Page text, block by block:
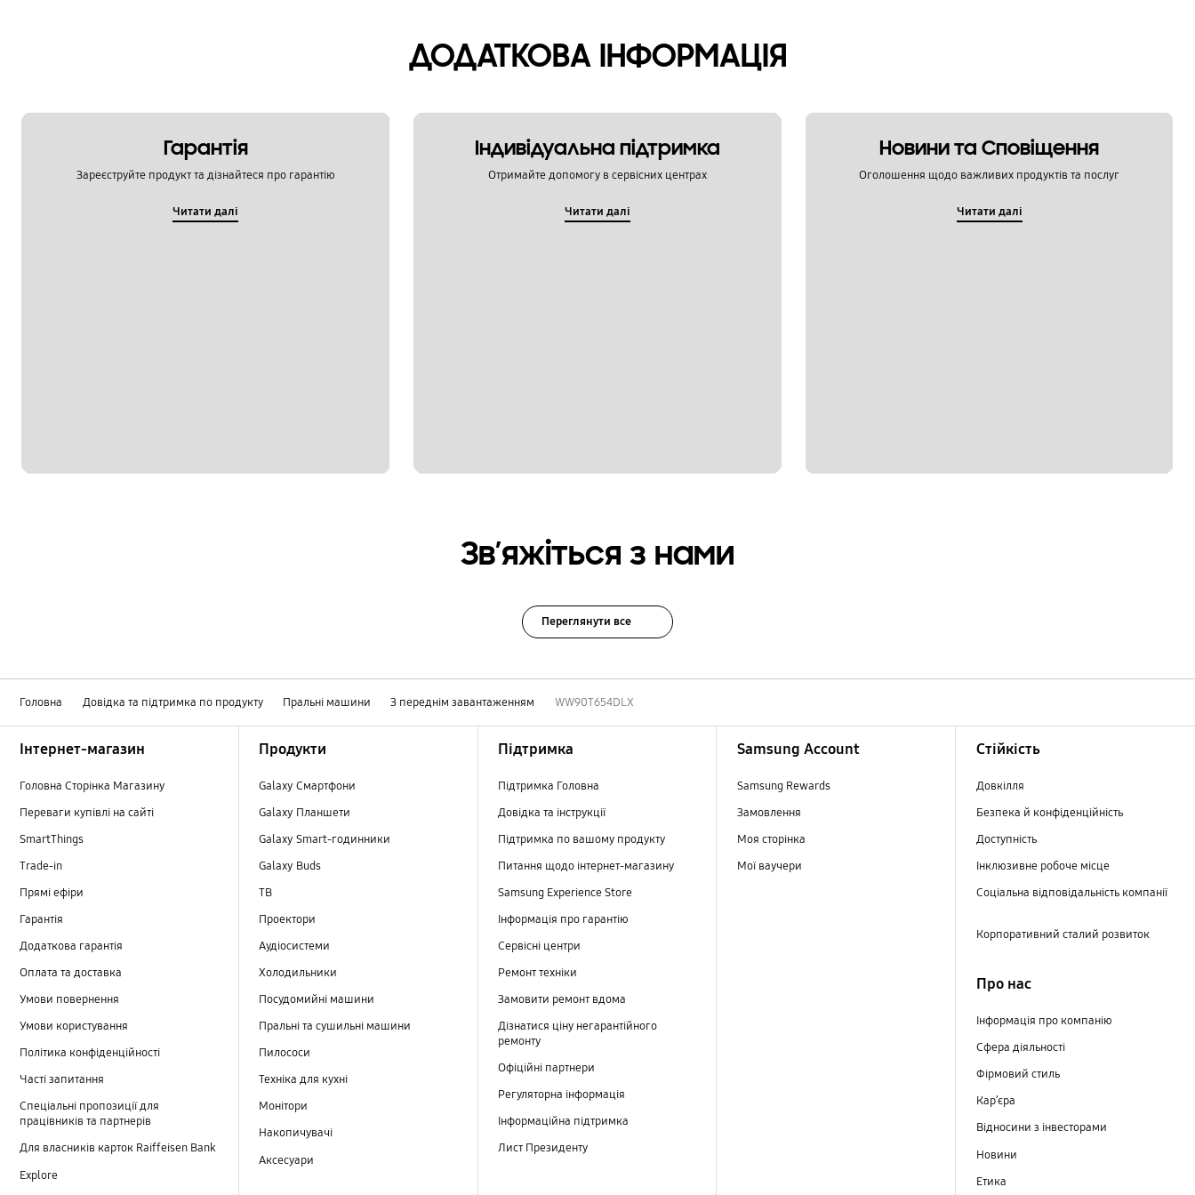
ДОДАТКОВА ІНФОРМАЦІЯ
Гарантія
Зареєструйте продукт та дізнайтеся про гарантію
Читати далі
Індивідуальна підтримка
Отримайте допомогу в сервісних центрах
Читати далі
Новини та Сповіщення
Оголошення щодо важливих продуктів та послуг
Читати далі
Зв’яжіться з нами
Переглянути все
Головна Довідка та підтримка по продукту Пральні машини З переднім завантаженням WW90T654DLX
Інтернет-магазин
Головна Сторінка Магазину
Переваги купівлі на сайті
SmartThings
Trade-in
Прямі ефіри
Гарантія
Додаткова гарантія
Оплата та доставка
Умови повернення
Умови користування
Політика конфіденційності
Часті запитання
Спеціальні пропозиції для
працівників та партнерів
Для власників карток Raiffeisen Bank
Explore
Продукти
Galaxy Смартфони
Galaxy Планшети
Galaxy Smart-годинники
Galaxy Buds
TB
Проектори
Аудіосистеми
Холодильники
Посудомийні машини
Пральні та сушильні машини
Пилососи
Техніка для кухні
Монітори
Накопичувачі
Аксесуари
Підтримка
Підтримка Головна
Довідка та інструкції
Підтримка по вашому продукту
Питання щодо інтернет-магазину
Samsung Experience Store
Інформація про гарантію
Сервісні центри
Ремонт техніки
Замовити ремонт вдома
Дізнатися ціну негарантійного
ремонту
Офіційні партнери
Регуляторна інформація
Інформаційна підтримка
Лист Президенту
Samsung Account
Samsung Rewards
Замовлення
Моя сторінка
Мої ваучери
Стійкість
Довкілля
Безпека й конфіденційність
Доступність
Інклюзивне робоче місце
Соціальна відповідальність компанії
Корпоративний сталий розвиток
Про нас
Інформація про компанію
Сфера діяльності
Фірмовий стиль
Кар’єра
Відносини з інвесторами
Новини
Етика